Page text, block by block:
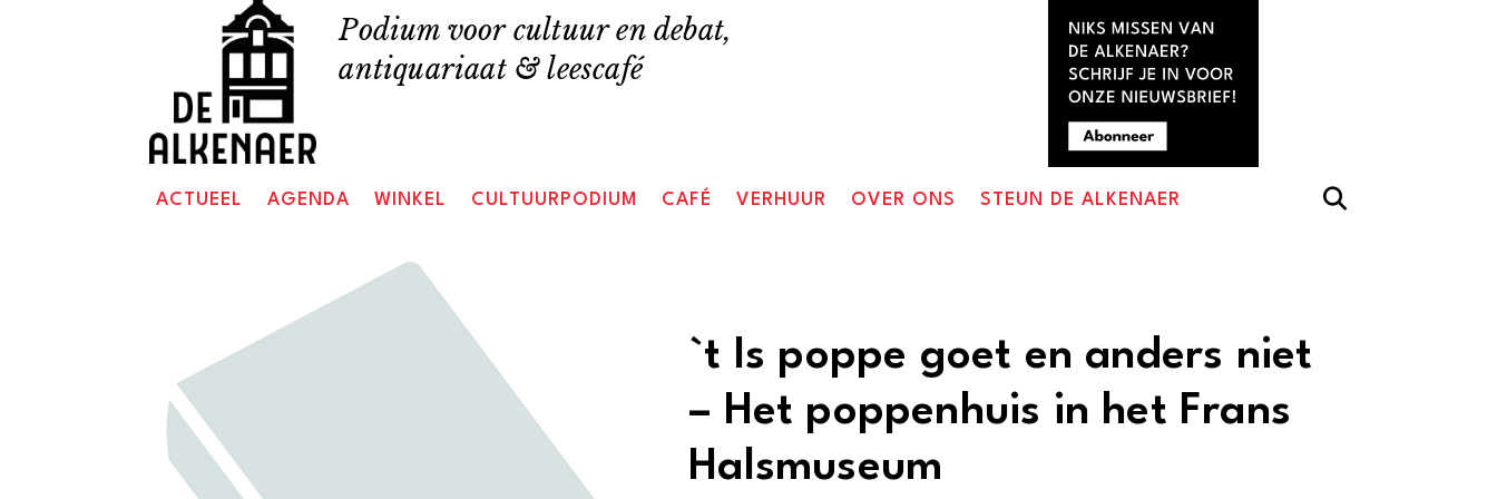
Podium voor cultuur en debat,
antiquariaat & leescafé
ACTUEEL AGENDA WINKEL CULTUURPODIUM CAFÉ VERHUUR OVER ONS STEUN DE ALKENAER
`t Is poppe goet en anders niet
– Het poppenhuis in het Frans
Halsmuseum